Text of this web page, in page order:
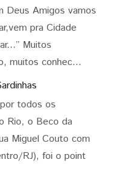
Deus Amigos vamos
pra Cidade
Muitos
muitos conhec...
todos os
Rio, o Beco da
Miguel Couto com
RJ), foi o point